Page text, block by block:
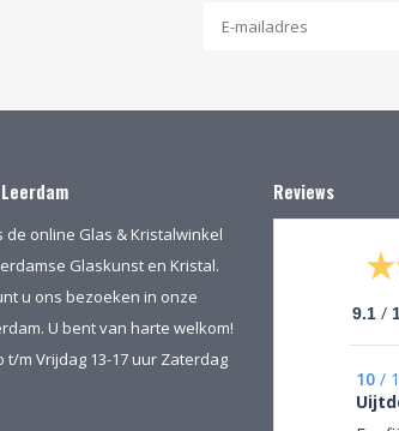
de online Glas & Kristalwinkel
Glaskunst en Kristal.
u ons bezoeken in onze
U bent van harte welkom!
t/m Vrijdag 13-17 uur Zaterdag
Reviews
9.1 /
10 /